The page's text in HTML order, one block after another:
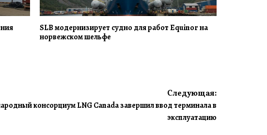
SLB модернизирует судно для работ Equinor на
норвежском шельфе
Следующая:
консорциум LNG Canada завершил ввод терминала в
эксплуатацию